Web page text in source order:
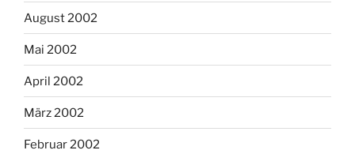
August 2002
Mai 2002
April 2002
März 2002
Februar 2002